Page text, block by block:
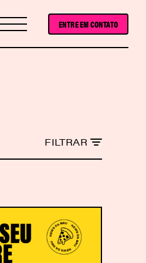
ENTRE EM CONTATO
FILTRAR